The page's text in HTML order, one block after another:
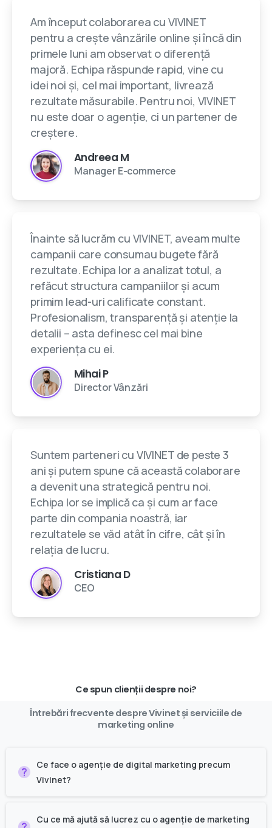
Am început colaborarea cu VIVINET
pentru a crește vânzările online și încă din
primele luni am observat o diferență
majoră. Echipa răspunde rapid, vine cu
idei noi și, cel mai important, livrează
rezultate măsurabile. Pentru noi, VIVINET
nu este doar o agenție, ci un partener de
creștere.
Andreea M
Manager E-commerce
Înainte să lucrăm cu VIVINET, aveam multe
campanii care consumau bugete fără
rezultate. Echipa lor a analizat totul, a
refăcut structura campaniilor și acum
primim lead-uri calificate constant.
Profesionalism, transparență și atenție la
detalii – asta definesc cel mai bine
experiența cu ei.
Mihai P
Director Vânzări
Suntem parteneri cu VIVINET de peste 3
ani și putem spune că această colaborare
a devenit una strategică pentru noi.
Echipa lor se implică ca și cum ar face
parte din compania noastră, iar
rezultatele se văd atât în cifre, cât și în
relația de lucru.
Cristiana D
CEO
Ce spun clienții despre noi?
Întrebări frecvente despreVivinetși serviciile de
marketing online
Ce face o agenție de digital marketing precum
Vivinet?
Cu ce mă ajută să lucrez cu o agenție de marketing